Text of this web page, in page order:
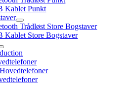
Kablet Punkt
Trådløst Store Bogstaver
Kablet Store Bogstaver